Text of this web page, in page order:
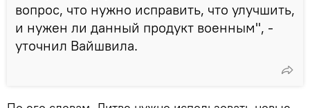
вопрос, что нужно исправить, что улучшить,
и нужен ли данный продукт военным", -
уточнил Вайшвила.